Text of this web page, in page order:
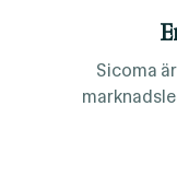
Sicoma